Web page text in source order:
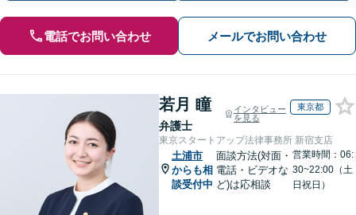
電話でお問い合わせ メールでお問い合わせ
若月 瞳
弁護士
インタビュー
を見る
東京都
東京スタートアップ法律事務所 新宿支店
土浦市
からも相
談受付中
面談方法(対面・
電話・ビデオな
ど)は応相談
営業時間：06:
30~22:00（土
日祝日）